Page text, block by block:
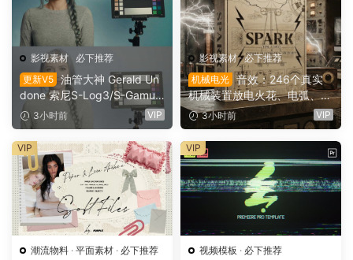
影视素材
必下推荐
更新V5 油管大神 Gerald Un
done 索尼S-Log3/S-Gamut
3.Cine素材色彩还原、监看L
UT调色预设 Gerald Undone
– S-Log3 LUT Pack（1260
2）
3小时前 VIP
影视素材·必下推荐
机械电光 音效：246个真实
机械装置放电火花、电弧、嗡
鸣、嗡鸣、机械激活冲击电影
游戏广告音效素材 SoundMor
ph SPARK（16153）
3小时前 VIP
潮流物料 · 平面素材 · 必下推荐
VIP
视频模板 · 必下推荐
VIP